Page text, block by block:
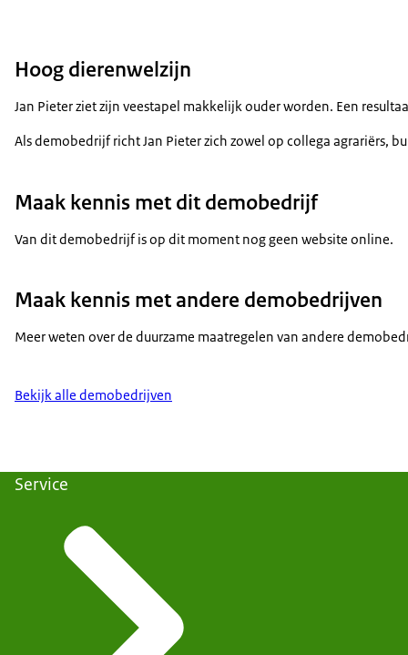
Hoog dierenwelzijn
Jan Pieter ziet zijn veestapel makkelijk ouder worden. Een
Als demobedrijf richt Jan Pieter zich zowel op collega agrariërs,
Maak kennis met dit demobedrijf
Van dit demobedrijf is op dit moment nog geen website online.
Maak kennis met andere demobedrijven
Meer weten over de duurzame maatregelen van andere
Bekijk alle demobedrijven
Service